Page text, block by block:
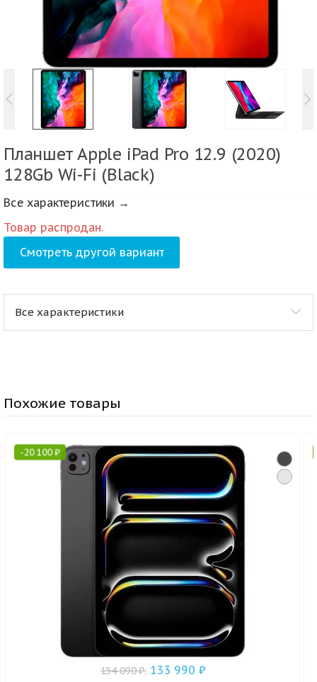
Планшет Apple iPad Pro 12.9 (2020)
128Gb Wi-Fi (Black)
Все характеристики →
Товар распродан.
Смотреть другой вариант
Все характеристики
Похожие товары
-20 100₽
154 090₽. 133 990 ₽